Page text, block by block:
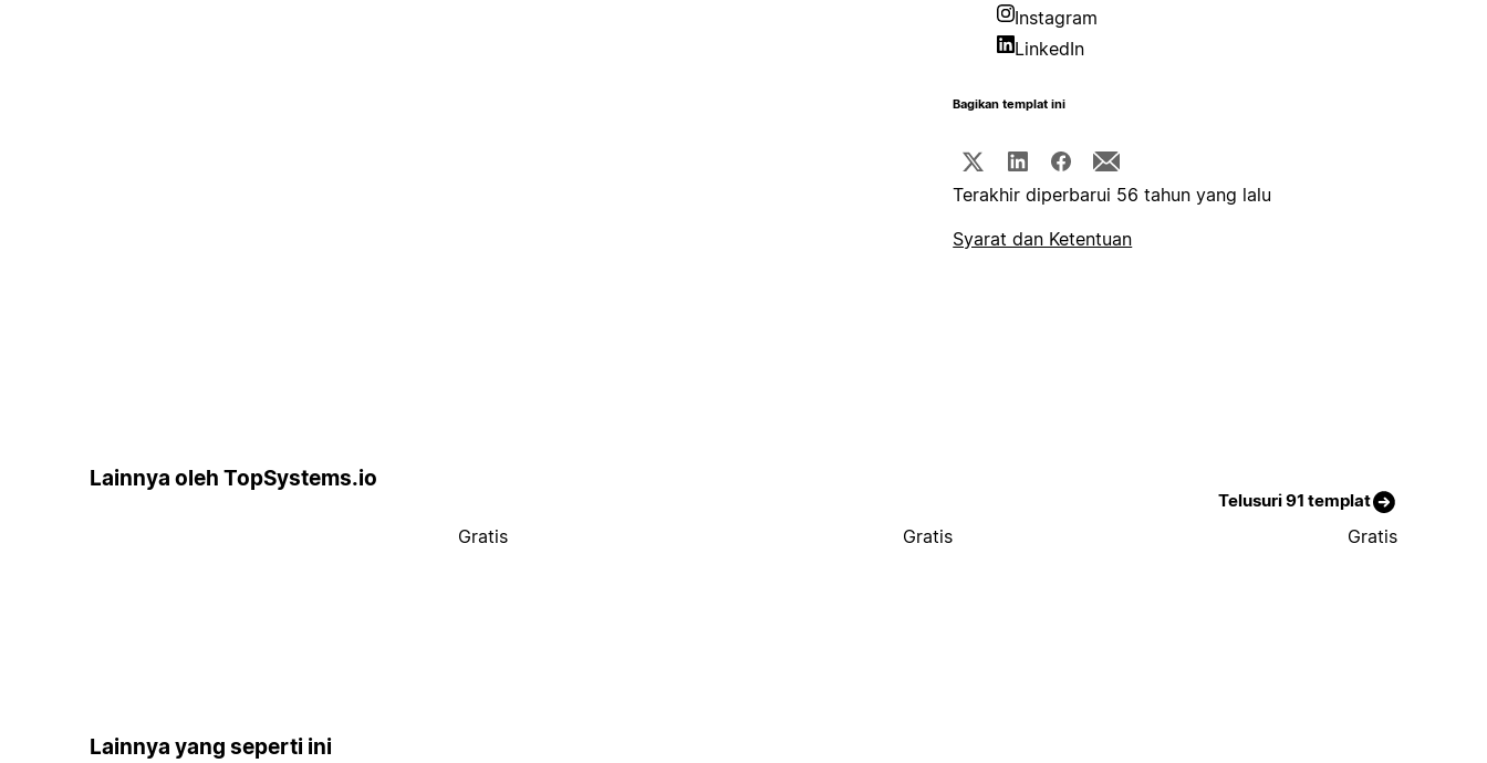
Instagram
LinkedIn
Bagikan templat ini
Terakhir diperbarui 56 tahun yang lalu
Syarat dan Ketentuan
Lainnya oleh TopSystems.io
Telusuri 91 templat
Gratis Gratis Gratis
Lainnya yang seperti ini